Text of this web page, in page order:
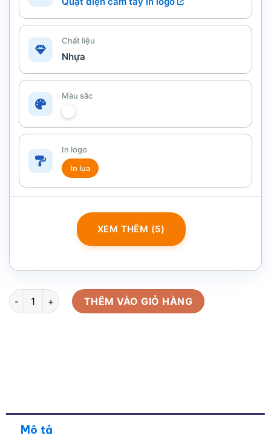
Chất liệu
Nhựa
Màu sắc
In logo
In lụa
XEM THÊM (5)
Quạt điện cầm tay in logo màu trắng có dây đeo QD-06 số
THÊM VÀO GIỎ HÀNG
Mô tả